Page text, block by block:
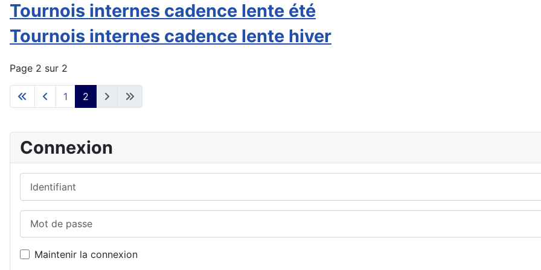
Tournois internes cadence lente été
Tournois internes cadence lente hiver
Page 2 sur 2
1 2
Connexion
Maintenir la connexion